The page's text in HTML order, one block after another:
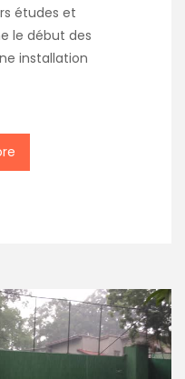
études et
le début des
installation